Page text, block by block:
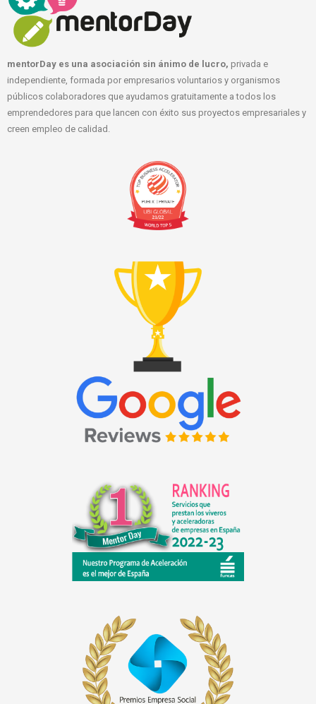
mentorDay es una asociación sin ánimo de lucro, privada e
independiente, formada por empresarios voluntarios y organismos
públicos colaboradores que ayudamos gratuitamente a todos los
emprendedores para que lancen con éxito sus proyectos empresariales y
creen empleo de calidad.